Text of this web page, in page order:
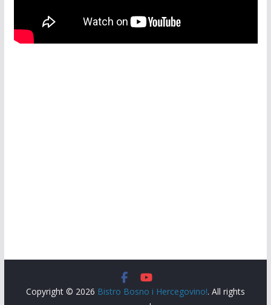
Copyright © 2026 Bistro Bosno i Hercegovino!. All rights